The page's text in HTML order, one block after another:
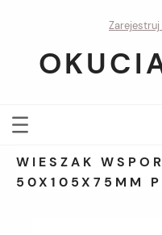
Zarejestruj
WIESZAK
50X105X75MM